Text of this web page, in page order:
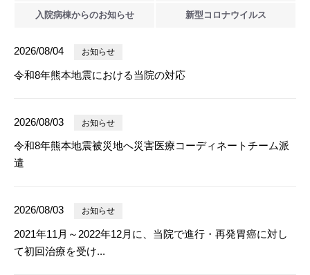
入院病棟からのお知らせ 新型 コロナウイルス
2026/08/04 お知らせ
令和8年熊本地震における当院の対応
2026/08/03 お知らせ
令和8年熊本地震被災地へ災害医療コーディネートチーム派
遣
2026/08/03 お知らせ
2021年11月～2022年12月に、当院で進行・再発胃癌に対し
て初回治療を受け...